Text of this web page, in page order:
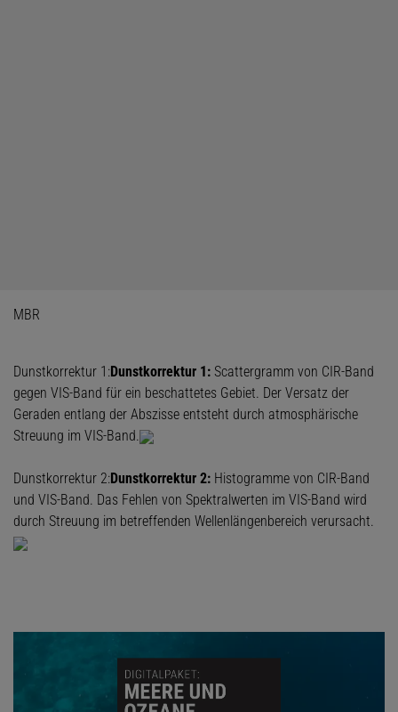
MBR
Dunstkorrektur 1:Dunstkorrektur 1: Scattergramm von CIR-Band
gegen VIS-Band für ein beschattetes Gebiet. Der Versatz der
Geraden entlang der Abszisse entsteht durch atmosphärische
Streuung im VIS-Band.
Dunstkorrektur 2:Dunstkorrektur 2: Histogramme von CIR-Band
und VIS-Band. Das Fehlen von Spektralwerten im VIS-Band wird
durch Streuung im betreffenden Wellenlängenbereich verursacht.